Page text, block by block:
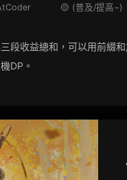
🟡 (普及/提高−)
段收益總和，可以用前綴
DP。